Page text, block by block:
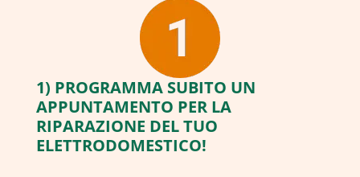
1) PROGRAMMA SUBITO UN
APPUNTAMENTO PER LA
RIPARAZIONE DEL TUO
ELETTRODOMESTICO!